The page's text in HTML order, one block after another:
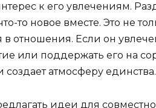
к его увлечениям.
то новое вместе. Это не
отношения. Если он
или поддержать его на
создает атмосферу единства.
идеи для